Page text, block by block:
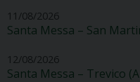
11/08/2026
Santa Messa – San
12/08/2026
Santa Messa – Trevico